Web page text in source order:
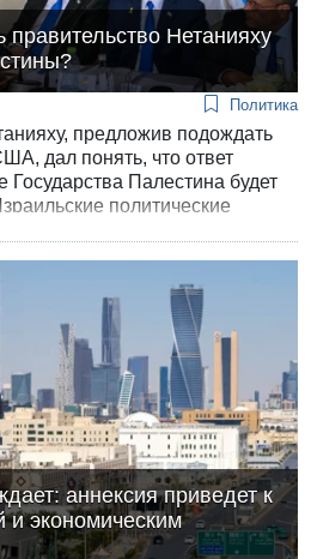
правительство Нетанияху
Политика
предложив подождать
дал понять, что ответ
Государства Палестина будет
политические
и прорабатывают другие
аннексия приведет к
и экономическим